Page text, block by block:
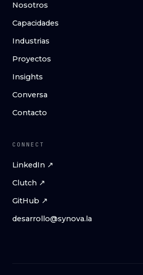
Nosotros
Capacidades
Industrias
Proyectos
Insights
Conversa
Contacto
CONNECT
LinkedIn ↗
Clutch ↗
GitHub ↗
desarrollo@synova.la